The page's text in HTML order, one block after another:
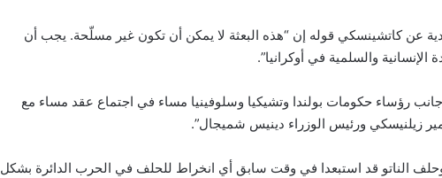
عن كاتشينسكي قوله إن “هذه البعثة لا يمكن أن تكون غير مسلّحة. يجب أن
والسلمية في أوكرانيا”.
رؤساء حكومات بولندا وتشيكيا وسلوفينيا مساء في اجتماع عقد مساء مع
زيلنيسكي ورئيس الوزراء دينيس شميجال”.
وحلف الناتو قد استبعدا في وقت سابق أي انخراط للحلف في الحرب الدائرة بشكل